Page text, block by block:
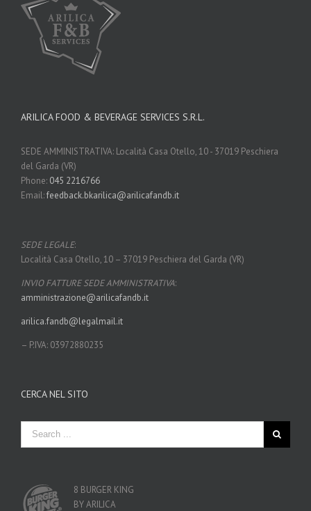
ARILICA FOOD & BEVERAGE SERVICES S.R.L.
SEDE AMMINISTRATIVA: Località Casa Otello, 10 - 37019 Peschiera
del Garda (VR)
Phone: 045 2216766
Email:feedback.bkarilica@arilicafandb.it
SEDE LEGALE:
Località Casa Otello, 10 – 37019 Peschiera del Garda (VR)
INVIO FATTURE SEDE AMMINISTRATIVA:
amministrazione@arilicafandb.it
arilica.fandb@legalmail.it
– P.IVA: 03972880235
CERCA NEL SITO
8 BURGER KING
BY ARILICA